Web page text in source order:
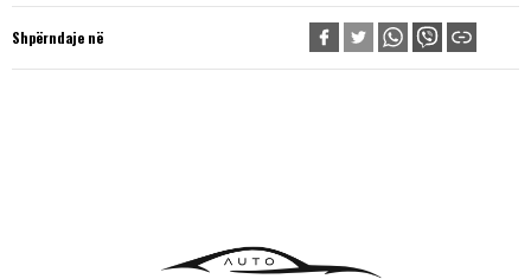
Shpërndaje në